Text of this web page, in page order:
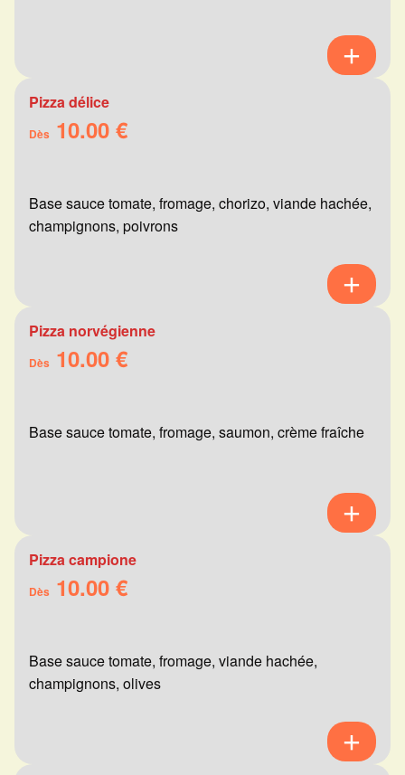
Pizza délice
Dès 10.00 €
Base sauce tomate, fromage, chorizo, viande hachée,
champignons, poivrons
Pizza norvégienne
Dès 10.00 €
Base sauce tomate, fromage, saumon, crème fraîche
Pizza campione
Dès 10.00 €
Base sauce tomate, fromage, viande hachée,
champignons, olives